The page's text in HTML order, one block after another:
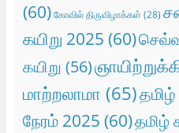
(60) கோவில் திருவிழாக்கள் (28)
கயிறு 2025 (60)
கயிறு (56)
மாற்றலாமா (65)
நேரம் 2025 (60)தமிழ்